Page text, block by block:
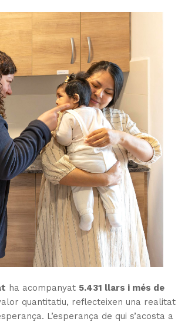
ha acompanyat 5.431 llars i més de
quantitatiu, reflecteixen una realitat
L’esperança de qui s’acosta a